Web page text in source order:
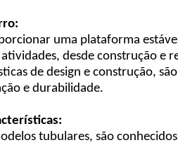
uma plataforma
desde construção
de design e construção,
e durabilidade.
tubulares, são